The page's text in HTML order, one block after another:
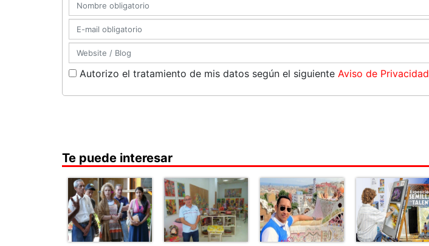
Autorizo el tratamiento de mis datos según el siguiente Aviso de Privacidad
Te puede interesar